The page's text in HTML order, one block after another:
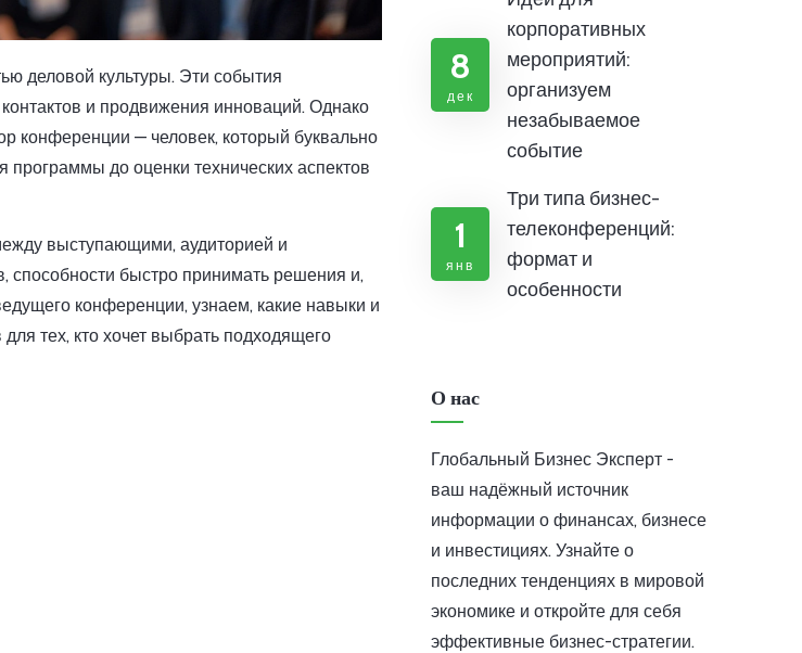
деловой культуры. Эти события
и продвижения инноваций. Однако
конференции — человек, который буквально
программы до оценки технических аспектов
выступающими, аудиторией и
способности быстро принимать решения и,
конференции, узнаем, какие навыки и
тех, кто хочет выбрать подходящего
8
дек
корпоративных
мероприятий:
организуем
незабываемое
событие
1
янв
Три типа бизнес-
телеконференций:
формат и
особенности
О нас
Глобальный Бизнес Эксперт -
ваш надёжный источник
информации о финансах, бизнесе
и инвестициях. Узнайте о
последних тенденциях в мировой
экономике и откройте для себя
эффективные бизнес-стратегии.